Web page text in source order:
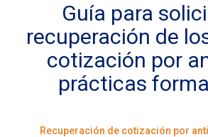
Guía para
recuperación de
cotización por
prácticas
Recuperación de cotización por